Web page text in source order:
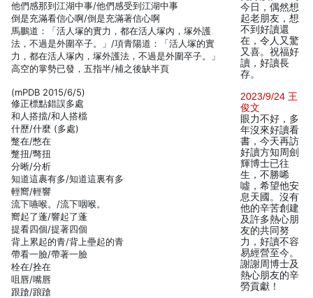
他們感那到江湖中事/他們感受到江湖中事
倒是充滿看信心啊/倒是充滿著信心啊
馬鵬道：「活人塚的實力，都在活人塚內，塚外護
法，不過是外圍卒子。」/項青陽道：「活人塚的實
力，都在活人塚內，塚外護法，不過是外圍卒子。」
高空的掌勢已發，五指半/補之後缺半頁
(mPDB 2015/6/5)
修正標點錯誤多處
和人搭擋/和人搭檔
什歷/什麼 (多處)
蹩在/憋在
蹩扭/彆扭
分晰/分析
知道這裹有多/知道這裏有多
輕嚮/輕響
流下嚥喉。/流下咽喉。
嚮起了蓬/響起了蓬
提看四個/提著四個
背上累起的青/背上壘起的青
帶看一臉/帶著一臉
栓在/拴在
咀唇/嘴唇
跟蹌/踉蹌
今日，偶然想
起老朋友，想
不到好讀還
在，令人又驚
又喜。祝福好
讀，好讀長
存。
2023/9/24 王
俊文
眼力不好，多
年沒來好讀看
書，今天再訪
好讀方知周劍
輝博士已往
生，不勝唏
噓，希望他安
息天國。沒有
他的辛苦創建
及許多熱心朋
友的共同努
力，好讀不容
易經營至今。
謝謝周博士及
熱心朋友的辛
勞貢獻！